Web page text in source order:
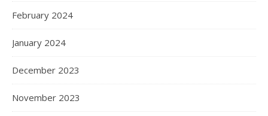
February 2024
January 2024
December 2023
November 2023